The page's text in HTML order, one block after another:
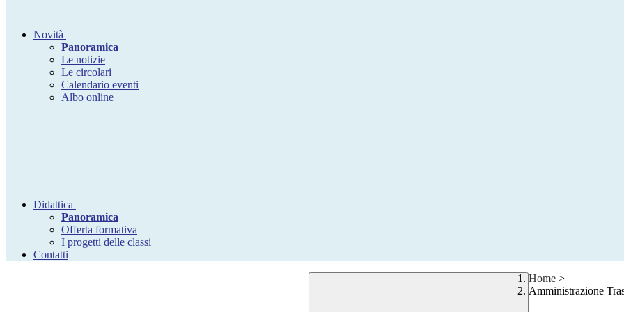
Novità
Panoramica
Le notizie
Le circolari
Calendario eventi
Albo online
Didattica
Panoramica
Offerta formativa
I progetti delle classi
Contatti
Home >
Amministrazione